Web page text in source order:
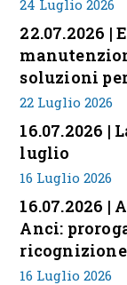
24 Luglio 2026
22.07.2026 |
soluzioni
22 Luglio 2026
16.07.2026 |
luglio
16 Luglio 2026
16.07.2026 |
Anci:
16 Luglio 2026